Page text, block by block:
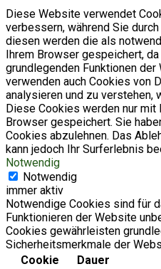
Diese Website verwendet
verbessern, während Sie
diesen werden die als
Ihrem Browser gespeichert,
grundlegenden Funktionen
verwenden auch Cookies von
analysieren und zu verstehen,
Diese Cookies werden nur mit
Browser gespeichert. Sie
Cookies abzulehnen. Das
kann jedoch Ihr Surferlebnis
Notwendig
Notwendig
immer aktiv
Notwendige Cookies sind für
Funktionieren der Website
Cookies gewährleisten
Sicherheitsmerkmale der
Cookie
Dauer